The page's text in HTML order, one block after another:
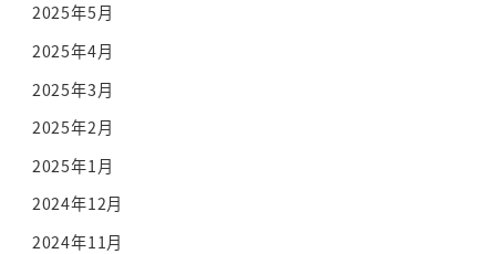
2025年5月
2025年4月
2025年3月
2025年2月
2025年1月
2024年12月
2024年11月